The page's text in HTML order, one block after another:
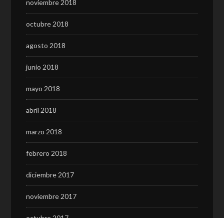
noviembre 2018
octubre 2018
agosto 2018
junio 2018
mayo 2018
abril 2018
marzo 2018
febrero 2018
diciembre 2017
noviembre 2017